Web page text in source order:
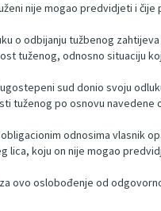
nije mogao predvidjeti i čije
o odbijanju tužbenog
tuženog, odnosno situaciju
sud donio svoju
tuženog po osnovu navedene
odnosima
lica, koju on nije mogao
ovo oslobođenje od